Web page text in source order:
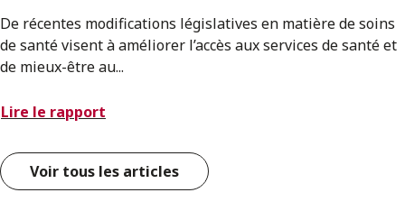
De récentes modifications législatives en matière de soins
de santé visent à améliorer l’accès aux services de santé et
de mieux-être au...
Lire le rapport
Voir tous les articles